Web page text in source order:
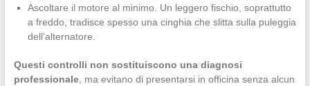
Ascoltare il motore al minimo. Un leggero fischio, soprattutto
a freddo, tradisce spesso una cinghia che slitta sulla puleggia
dell’alternatore.
Questi controlli non sostituiscono una diagnosi
professionale, ma evitano di presentarsi in officina senza alcun